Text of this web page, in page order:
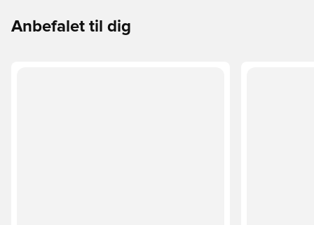
Anbefalet til dig